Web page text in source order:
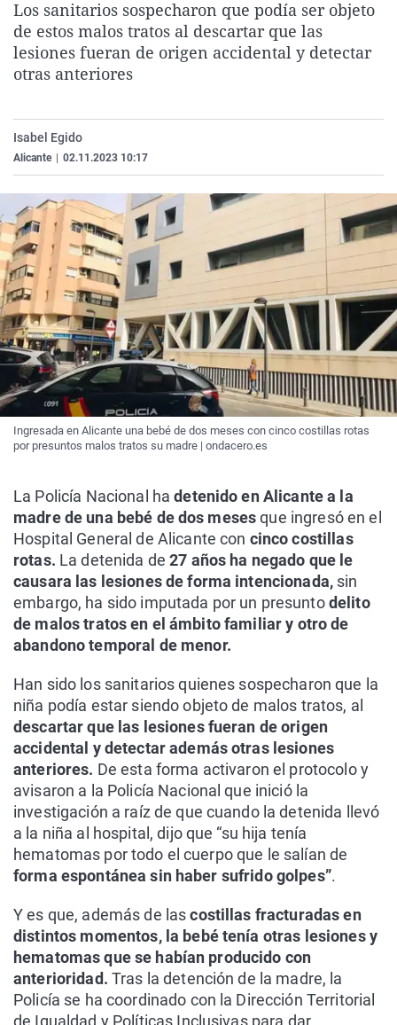
La rosa de los vientos
Gente viajera
Caso
Retornados
Extremadura
Galicia
Virales
Televisión
Los sanitarios sospecharon que podía ser objeto
de estos malos tratos al descartar que las
lesiones fueran de origen accidental y detectar
otras anteriores
Isabel Egido
Alicante 02.11.2023 10:17
Ingresada en Alicante una bebé de dos meses con cinco costillas rotas
por presuntos malos tratos su madre | ondacero.es
La Policía Nacional hadetenido en Alicante a la
madre de una bebé de dos mesesque ingresó en el
Hospital General de Alicante con cinco costillas
rotas. La detenida de 27 años ha negado que le
causara las lesiones de forma intencionada, sin
embargo, ha sido imputada por un presuntodelito
de malos tratos en el ámbito familiar y otro de
abandono temporal de menor.
Han sido los sanitarios quienes sospecharon que la
niña podía estar siendo objeto de malos tratos, al
descartar que las lesiones fueran de origen
accidental y detectar además otras lesiones
anteriores. De esta forma activaron el protocolo y
avisaron a la Policía Nacional que inició la
investigación a raíz de que cuando la detenida llevó
a la niña al hospital, dijo que “su hija tenía
hematomas por todo el cuerpo que le salían de
forma espontánea sin haber sufrido golpes”.
Y es que, además de lascostillas fracturadas en
distintos momentos, la bebé tenía otras lesiones y
hematomas que se habían producido con
anterioridad. Tras la detención de la madre, la
Policía se ha coordinado con la Dirección Territorial
de Igualdad y Políticas Inclusivas para dar